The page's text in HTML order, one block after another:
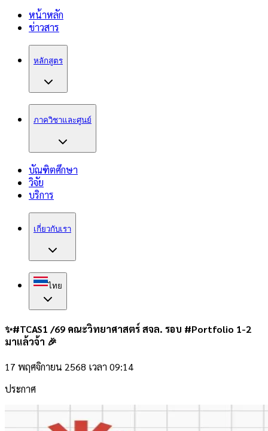
หน้าหลัก
ข่าวสาร
หลักสูตร
ภาควิชาและศูนย์
บัณฑิตศึกษา
วิจัย
บริการ
เกี่ยวกับเรา
ไทย
✨#TCAS1 /69 คณะวิทยาศาสตร์ สจล. รอบ #Portfolio 1-2
มาแล้วจ้า 🎉
17 พฤศจิกายน 2568 เวลา 09:14
ประกาศ